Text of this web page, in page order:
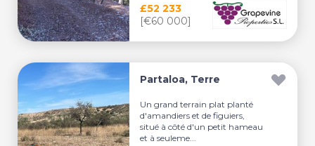
£52 233
[€60 000]
Partaloa, Terre
Un grand terrain plat planté
d'amandiers et de figuiers,
situé à côté d'un petit hameau
et à seuleme...